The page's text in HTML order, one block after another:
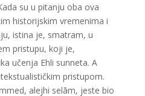
su u pitanju oba ova
historijskim vremenima i
istina je, smatram, u
pristupu, koji je,
učenja Ehli sunneta. A
pristupom.
alejhi selām, jeste bio